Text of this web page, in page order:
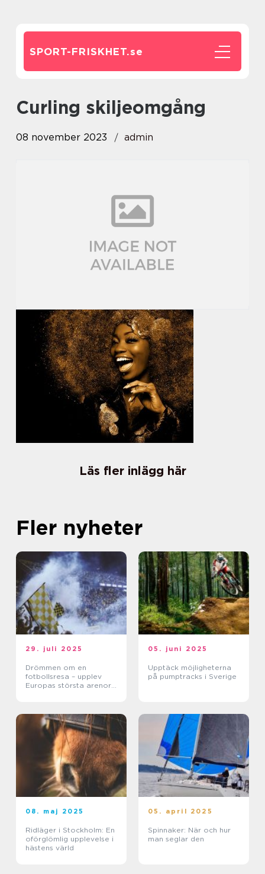
SPORT-FRISKHET.se
curling skiljeomgång
08 november 2023 admin
Läs fler inlägg här
Fler nyheter
29. juli 2025
Drömmen om en
fotbollsresa – upplev
Europas största arenor
05. juni 2025
Upptäck möjligheterna
på pumptracks i Sverige
08. maj 2025
Ridläger i Stockholm: En
oförglömlig upplevelse i
hästens värld
05. april 2025
Spinnaker: När och hur
man seglar den